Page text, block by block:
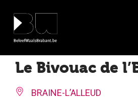
Le Bivouac de
BRAINE-L’ALLEUD